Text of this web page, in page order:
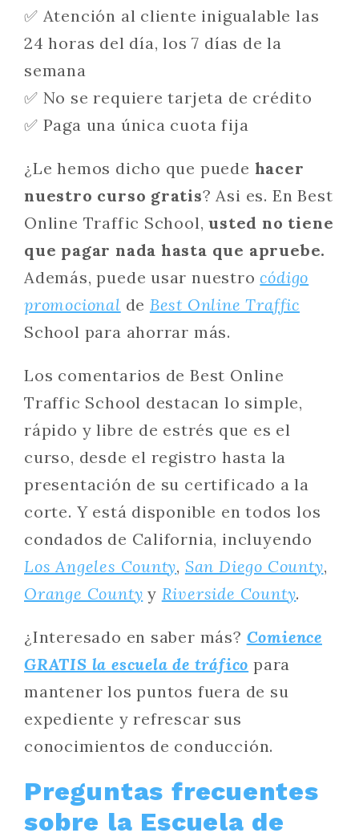
✅ Atención al cliente inigualable las
24 horas del día, los 7 días de la
semana
✅ No se requiere tarjeta de crédito
✅ Paga una única cuota fija
¿Le hemos dicho que puede hacer
nuestro curso gratis? Asi es. En Best
Online Traffic School,usted no tiene
que pagar nada hasta que apruebe.
Además, puede usar nuestrocódigo
promocional de Best Online Traffic
School para ahorrar más.
Los comentarios de Best Online
Traffic School destacan lo simple,
rápido y libre de estrés que es el
curso, desde el registro hasta la
presentación de su certificado a la
corte. Y está disponible en todos los
condados de California, incluyendo
Los Angeles County, San Diego County,
Orange County y Riverside County.
¿Interesado en saber más? Comience
GRATIS la escuela de tráfico para
mantener los puntos fuera de su
expediente y refrescar sus
conocimientos de conducción.
Preguntas frecuentes
sobre la Escuela de